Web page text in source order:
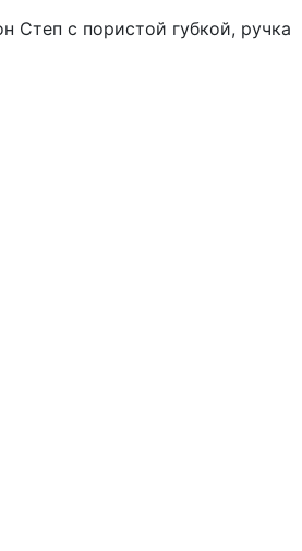
Степ с пористой губкой, ручка